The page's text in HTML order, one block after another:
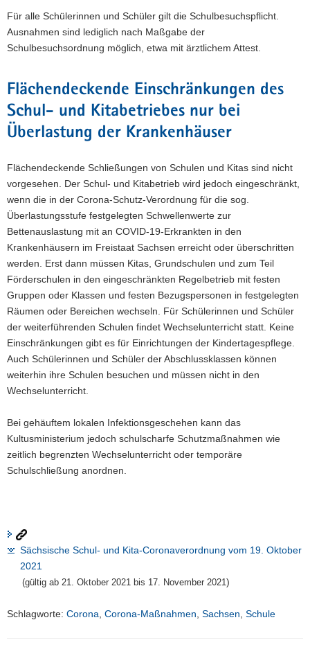
Für alle Schülerinnen und Schüler gilt die Schulbesuchspflicht.
Ausnahmen sind lediglich nach Maßgabe der
Schulbesuchsordnung möglich, etwa mit ärztlichem Attest.
Flächendeckende Einschränkungen des
Schul- und Kitabetriebes nur bei
Überlastung der Krankenhäuser
Flächendeckende Schließungen von Schulen und Kitas sind nicht
vorgesehen. Der Schul- und Kitabetrieb wird jedoch eingeschränkt,
wenn die in der Corona-Schutz-Verordnung für die sog.
Überlastungsstufe festgelegten Schwellenwerte zur
Bettenauslastung mit an COVID-19-Erkrankten in den
Krankenhäusern im Freistaat Sachsen erreicht oder überschritten
werden. Erst dann müssen Kitas, Grundschulen und zum Teil
Förderschulen in den eingeschränkten Regelbetrieb mit festen
Gruppen oder Klassen und festen Bezugspersonen in festgelegten
Räumen oder Bereichen wechseln. Für Schülerinnen und Schüler
der weiterführenden Schulen findet Wechselunterricht statt. Keine
Einschränkungen gibt es für Einrichtungen der Kindertagespflege.
Auch Schülerinnen und Schüler der Abschlussklassen können
weiterhin ihre Schulen besuchen und müssen nicht in den
Wechselunterricht.
Bei gehäuftem lokalen Infektionsgeschehen kann das
Kultusministerium jedoch schulscharfe Schutzmaßnahmen wie
zeitlich begrenzten Wechselunterricht oder temporäre
Schulschließung anordnen.
Sächsische Schul- und Kita-Coronaverordnung vom 19. Oktober
2021
(gültig ab 21. Oktober 2021 bis 17. November 2021)
Schlagworte: Corona Corona-Maßnahmen Sachsen Schule